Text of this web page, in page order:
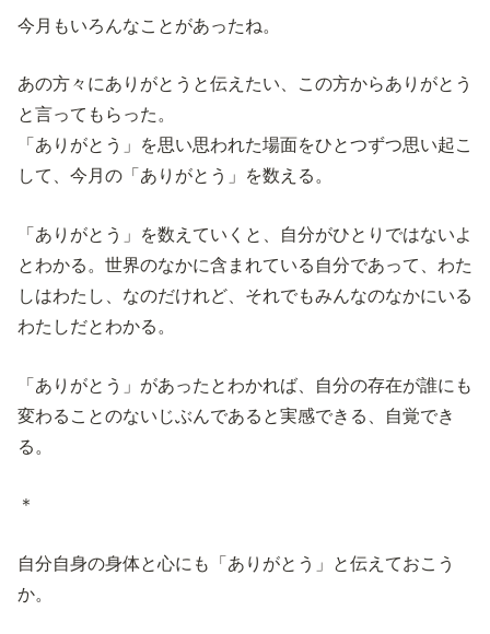
今月もいろんなことがあったね。
あの方々にありがとうと伝えたい、この方からありがとう
と言ってもらった。
「ありがとう」を思い思われた場面をひとつずつ思い起こ
して、今月の「ありがとう」を数える。
「ありがとう」を数えていくと、自分がひとりではないよ
とわかる。世界のなかに含まれている自分であって、わた
しはわたし、なのだけれど、それでもみんなのなかにいる
わたしだとわかる。
「ありがとう」があったとわかれば、自分の存在が誰にも
変わることのないじぶんであると実感できる、自覚でき
る。
＊
自分自身の身体と心にも「ありがとう」と伝えておこう
か。